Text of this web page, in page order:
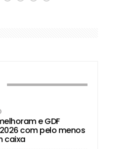
e GDF
com pelo menos
caixa